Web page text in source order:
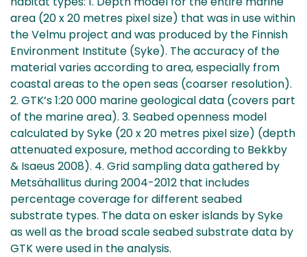
area (20 x 20 metres pixel size) that was in use within
the Velmu project and was produced by the Finnish
Environment Institute (Syke). The accuracy of the
material varies according to area, especially from
coastal areas to the open seas (coarser resolution).
2. GTK’s 1:20 000 marine geological data (covers part
of the marine area). 3. Seabed openness model
calculated by Syke (20 x 20 metres pixel size) (depth
attenuated exposure, method according to Bekkby
& Isaeus 2008). 4. Grid sampling data gathered by
Metsähallitus during 2004-2012 that includes
percentage coverage for different seabed
substrate types. The data on esker islands by Syke
as well as the broad scale seabed substrate data by
GTK were used in the analysis.